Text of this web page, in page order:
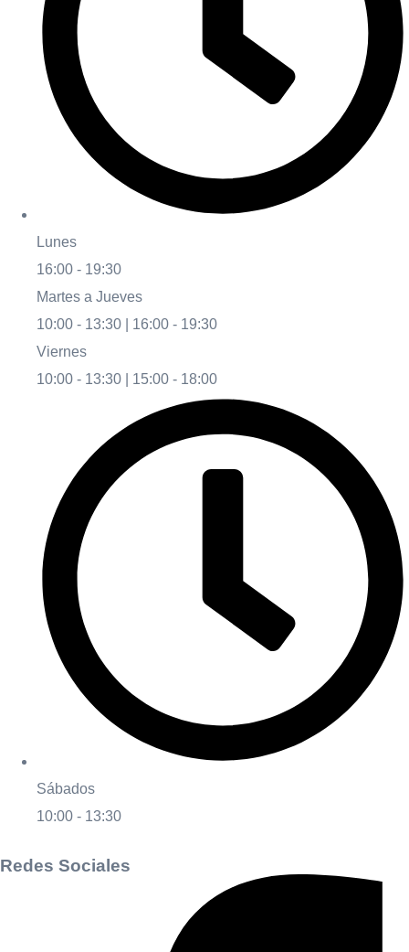
Lunes
16:00 - 19:30
Martes a Jueves
10:00 - 13:30 | 16:00 - 19:30
Viernes
10:00 - 13:30 | 15:00 - 18:00
Sábados
10:00 - 13:30
Redes Sociales